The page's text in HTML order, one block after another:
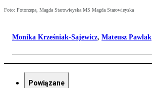
Foto: Fotorzepa, Magda Starowieyska MS Magda Starowieyska
Monika Krześniak-Sajewicz, Mateusz Pawlak
Powiązane